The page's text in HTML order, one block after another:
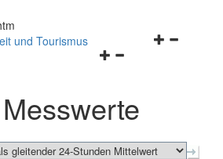
Navigationsmenü
schließen
und Tourismus